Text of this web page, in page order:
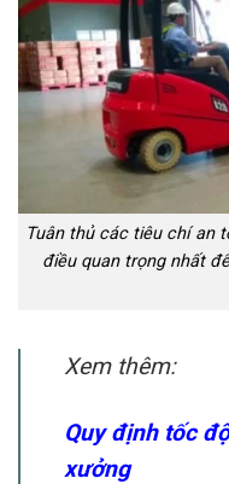
Tuân thủ các tiêu chí an
điều quan trọng nhất
Xem thêm:
Quy định tốc
xưởng